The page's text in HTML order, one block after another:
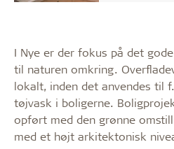
I Nye er der fokus på det
til naturen omkring.
lokalt, inden det anvendes til
tøjvask i boligerne.
opført med den grønne
med et højt arkitektonisk